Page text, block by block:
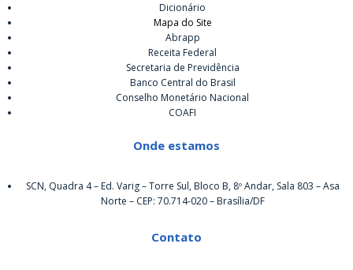
Dicionário
Mapa do Site
Abrapp
Receita Federal
Secretaria de Previdência
Banco Central do Brasil
Conselho Monetário Nacional
COAFI
Onde estamos
SCN, Quadra 4 – Ed. Varig – Torre Sul, Bloco B, 8º Andar, Sala 803 – Asa
Norte – CEP: 70.714-020 – Brasília/DF
Contato